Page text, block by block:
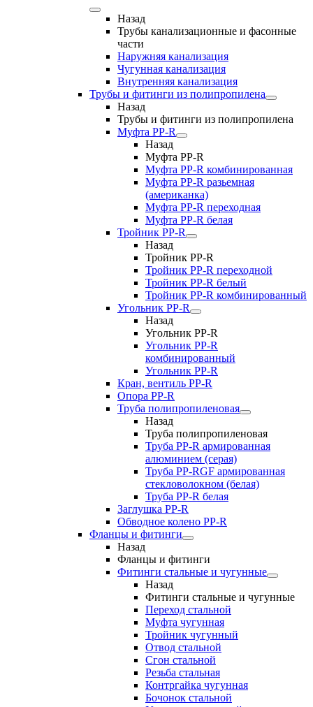
Назад
Трубы канализационные и фасонные
части
Наружняя канализация
Чугунная канализация
Внутренняя канализация
Трубы и фитинги из полипропилена
Назад
Трубы и фитинги из полипропилена
Муфта PP-R
Назад
Муфта PP-R
Муфта РР-R комбинированная
Муфта РР-R разьемная
(американка)
Муфта РР-R переходная
Муфта РР-R белая
Тройник PP-R
Назад
Тройник PP-R
Тройник РР-R переходной
Тройник РР-R белый
Тройник РР-R комбинированный
Угольник PP-R
Назад
Угольник PP-R
Угольник РР-R
комбинированный
Угольник РР-R
Кран, вентиль PP-R
Опора PP-R
Труба полипропиленовая
Назад
Труба полипропиленовая
Труба PP-R армированная
алюминием (серая)
Труба PP-RGF армированная
стекловолокном (белая)
Труба РР-R белая
Заглушка PP-R
Обводное колено PP-R
Фланцы и фитинги
Назад
Фланцы и фитинги
Фитинги стальные и чугунные
Назад
Фитинги стальные и чугунные
Переход стальной
Муфта чугунная
Тройник чугунный
Отвод стальной
Сгон стальной
Резьба стальная
Контргайка чугунная
Бочонок стальной